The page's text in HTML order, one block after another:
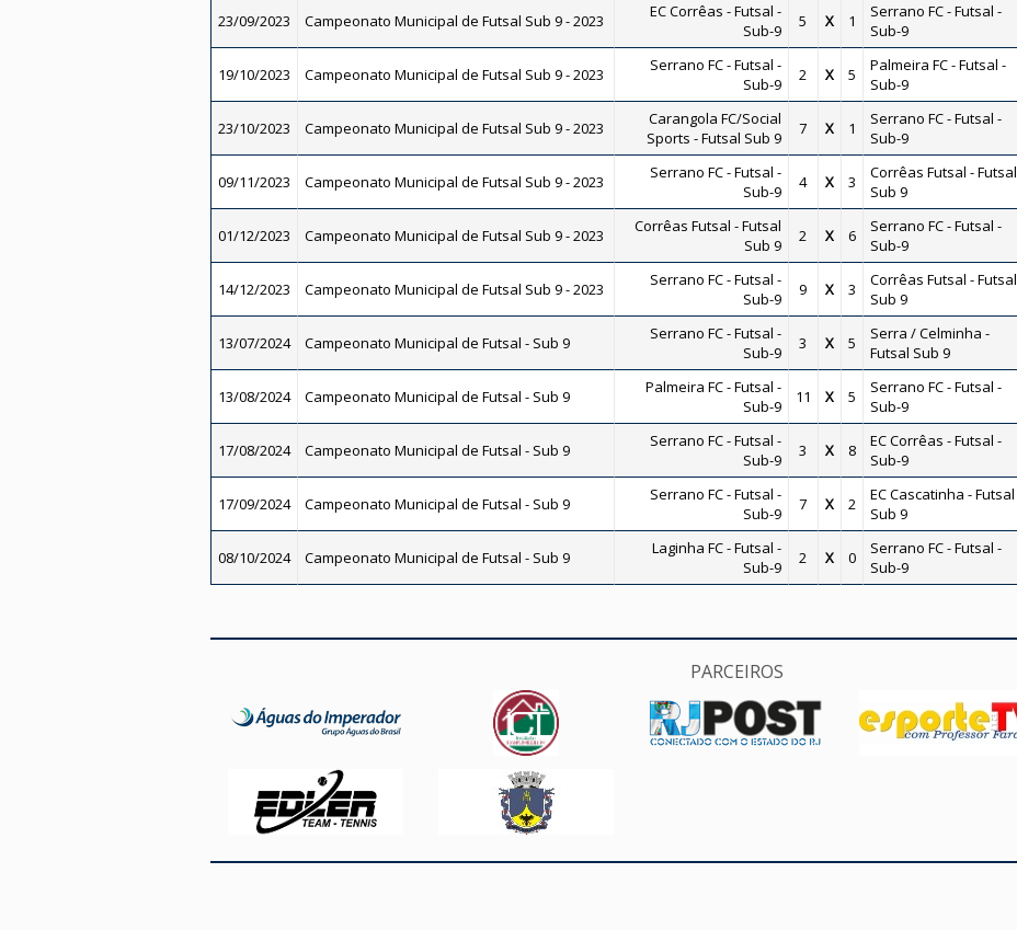
23/09/2023 Campeonato Municipal de Futsal Sub 9 - 2023
EC Corrêas - Futsal -
Sub-9
5 X 1
Serrano FC - Futsal -
Sub-9
19/10/2023 Campeonato Municipal de Futsal Sub 9 - 2023
Serrano FC - Futsal -
Sub-9
2 X 5
Palmeira FC - Futsal -
Sub-9
23/10/2023 Campeonato Municipal de Futsal Sub 9 - 2023
Carangola FC/Social
Sports - Futsal Sub 9
7 X 1
Serrano FC - Futsal -
Sub-9
09/11/2023 Campeonato Municipal de Futsal Sub 9 - 2023
Serrano FC - Futsal -
Sub-9
4 X 3
Corrêas Futsal - Futsal
Sub 9
01/12/2023 Campeonato Municipal de Futsal Sub 9 - 2023
Corrêas Futsal - Futsal
Sub 9
2 X 6
Serrano FC - Futsal -
Sub-9
14/12/2023 Campeonato Municipal de Futsal Sub 9 - 2023
Serrano FC - Futsal -
Sub-9
9 X 3
Corrêas Futsal - Futsal
Sub 9
13/07/2024 Campeonato Municipal de Futsal - Sub 9
Serrano FC - Futsal -
Sub-9
3 X 5
Serra / Celminha -
Futsal Sub 9
13/08/2024 Campeonato Municipal de Futsal - Sub 9
Palmeira FC - Futsal -
Sub-9
11 X 5
Serrano FC - Futsal -
Sub-9
17/08/2024 Campeonato Municipal de Futsal - Sub 9
Serrano FC - Futsal -
Sub-9
3 X 8
EC Corrêas - Futsal -
Sub-9
17/09/2024 Campeonato Municipal de Futsal - Sub 9
Serrano FC - Futsal -
Sub-9
7 X 2
EC Cascatinha - Futsal
Sub 9
08/10/2024 Campeonato Municipal de Futsal - Sub 9
Laginha FC - Futsal -
Sub-9
2 X 0
Serrano FC - Futsal -
Sub-9
PARCEIROS